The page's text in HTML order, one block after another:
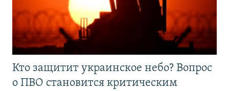
Кто защитит украинское небо? Вопрос
о ПВО становится критическим